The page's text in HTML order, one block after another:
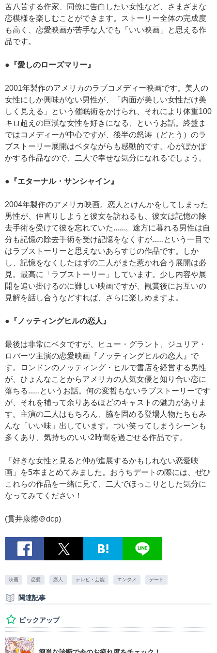
苦八苦する作家、同僚に告白したい女性など、さまざまな
恋模様を楽しむことができます。ストーリー全体の完成度
も高く、恋愛映画が苦手な人でも「いい映画」と思える作
品です。
●『愛しのローズマリー』
2001年製作のアメリカのラブコメディー映画です。美人の
女性にしか興味がない男性が、「内面が美しい女性だけ美
しく見える」という催眠術をかけられ、それにより体重100
キロ超えの巨漢な女性を好きになる、というお話。終盤ま
ではコメディーが中心ですが、後半の怒涛（どとう）のラ
ブストーリー展開はベタながらも感動的です。心がぽかぽ
かする作品なので、二人で幸せな気分になれるでしょう。
●『エターナル・サンシャイン』
2004年製作のアメリカ映画。恋人とけんかをしてしまった
男性が、仲直りしようと彼女を訪ねるも、彼女は記憶の除
去手術を受けて彼を忘れていた......。途方に暮れる男性は自
分も記憶の除去手術を受け記憶をなくすが......という一目で
はラブストーリーと思えないあらすじの作品です。しか
し、記憶をなくしたはずの二人がまた惹かれ合う展開は必
見。最高に「ラブストーリー」しています。少し内容や展
開を追い掛けるのに難しい映画ですが、観賞後にお互いの
見解を話し合うなどすれば、さらに楽しめますよ。
●『ノッティングヒルの恋人』
最後は非常にベタですが、ヒュー・グラント、ジュリア・
ロバーツ主演の恋愛映画『ノッティングヒルの恋人』で
す。ロンドンのノッティング・ヒルで書店を経営する男性
が、ひょんなことからアメリカの人気女優と知り合い恋に
落ちる......というお話。何の変哲もないラブストーリーです
が、それを補って余りあるほどのキャストの魅力がありま
す。主演の二人はもちろん、脇を固める登場人物たちもみ
んな「いい味」出しています。つい笑ってしまうシーンも
多くあり、気持ちのいい2時間を過ごせる作品です。
「好きな女性と見ると仲が進展するかもしれない恋愛映
画」を5本まとめてみました。おうちデートの際には、ぜひ
これらの作品を一緒に見て、二人でほっこりとした気分に
なってみてください！
(貫井康徳＠dcp)
映画 恋愛 恋人 テレビ・芸能 エンタメ デート
関連記事
ピックアップ